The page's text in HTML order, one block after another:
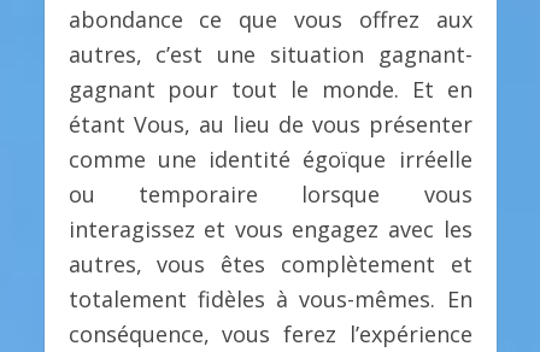
abondance ce que vous offrez aux
autres, c’est une situation gagnant-
gagnant pour tout le monde. Et en
étant Vous, au lieu de vous présenter
comme une identité égoïque irréelle
ou temporaire lorsque vous
interagissez et vous engagez avec les
autres, vous êtes complètement et
totalement fidèles à vous-mêmes. En
conséquence, vous ferez l’expérience